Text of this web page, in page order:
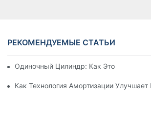
РЕКОМЕНДУЕМЫЕ СТАТЬИ
Одиночный Цилиндр: Как Это Работает
Как Технология Амортизации